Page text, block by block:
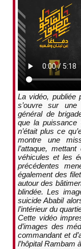
La vidéo, publiée
s’ouvre sur
général de
que la puissance
n’était plus ce
montre une
l’attaque,
véhicules et les
précédentes
également des
autour des
blindée. Les
suicide Ababil
l’intérieur du
Cette vidéo
d’images des
commandant et
l’hôpital Rambam